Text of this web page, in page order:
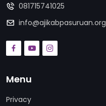
081715741025
info@ajikabpasuruan.org
Menu
Privacy